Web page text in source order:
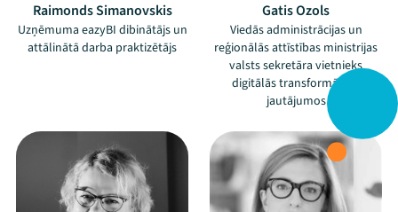
Raimonds Simanovskis
Uzņēmuma eazyBI dibinātājs un
attālinātā darba praktizētājs
Gatis Ozols
Viedās administrācijas un
reģionālās attīstības ministrijas
valsts sekretāra vietnieks
digitālās transformācijas
jautājumos